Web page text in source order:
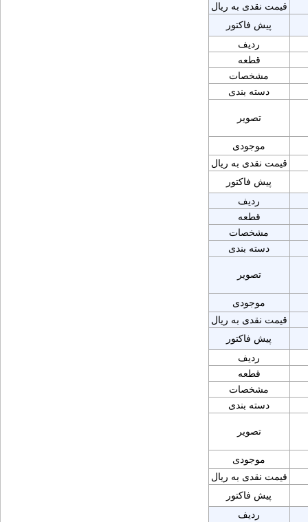
قیمت نقدی به ریال
پیش فاکتور
ردیف
قطعه
مشخصات
دسته بندی
تصویر
موجودی
قیمت نقدی به ریال
پیش فاکتور
ردیف
قطعه
مشخصات
دسته بندی
تصویر
موجودی
قیمت نقدی به ریال
پیش فاکتور
ردیف
قطعه
مشخصات
دسته بندی
تصویر
موجودی
قیمت نقدی به ریال
پیش فاکتور
ردیف